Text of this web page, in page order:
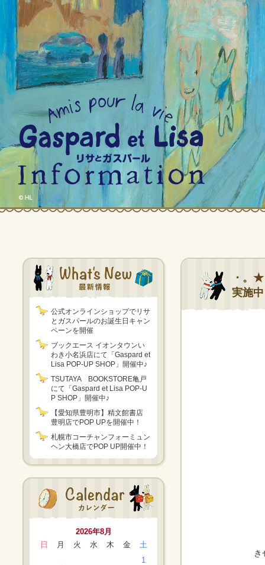
公式オンラインショップでリサ
とガスパールのお誕生日キャン
ペーンを開催
ブックエース イオンタウンい
わき小名浜店にて「Gaspard et
Lisa POP-UP SHOP」開催中♪
TSUTAYA BOOKSTORE亀戸
にて「Gaspard et Lisa POP-U
P SHOP」開催中♪
【愛知県豊明市】精文館書店
豊明店でPOP UPを開催中！
札幌市コーチャンフォーミュン
ヘン大橋店でPOP UP開催中！
2026年8月
日
月 火 水 木 金
土
1
・。
実施
き